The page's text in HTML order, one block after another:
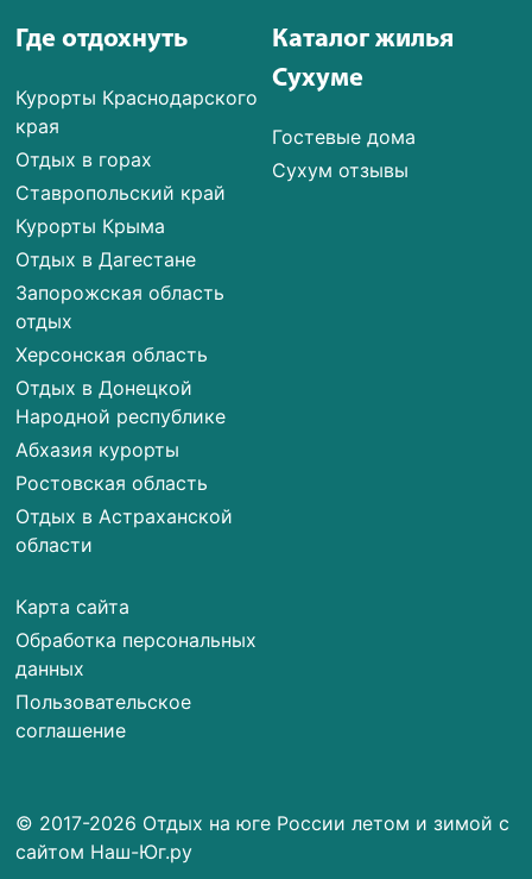
Где отдохнуть
Курорты Краснодарского
края
Отдых в горах
Ставропольский край
Курорты Крыма
Отдых в Дагестане
Запорожская область
отдых
Херсонская область
Отдых в Донецкой
Народной республике
Абхазия курорты
Ростовская область
Отдых в Астраханской
области
Карта сайта
Обработка персональных
данных
Пользовательское
соглашение
Каталог жилья
Сухуме
Гостевые дома
Сухум отзывы
© 2017-2026 Отдых на юге России летом и зимой с
сайтом Наш-Юг.ру